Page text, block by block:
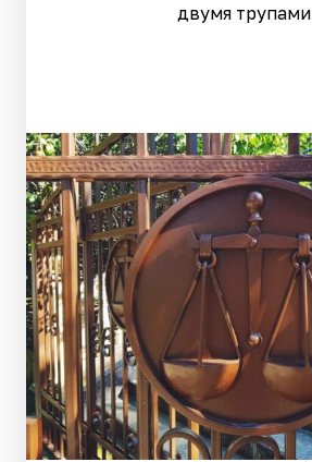
двумя трупами